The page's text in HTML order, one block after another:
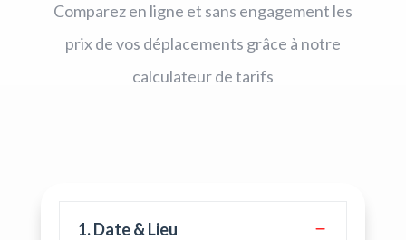
Comparez en ligne et sans engagement les
prix de vos déplacements grâce à notre
calculateur de tarifs
1. Date & Lieu